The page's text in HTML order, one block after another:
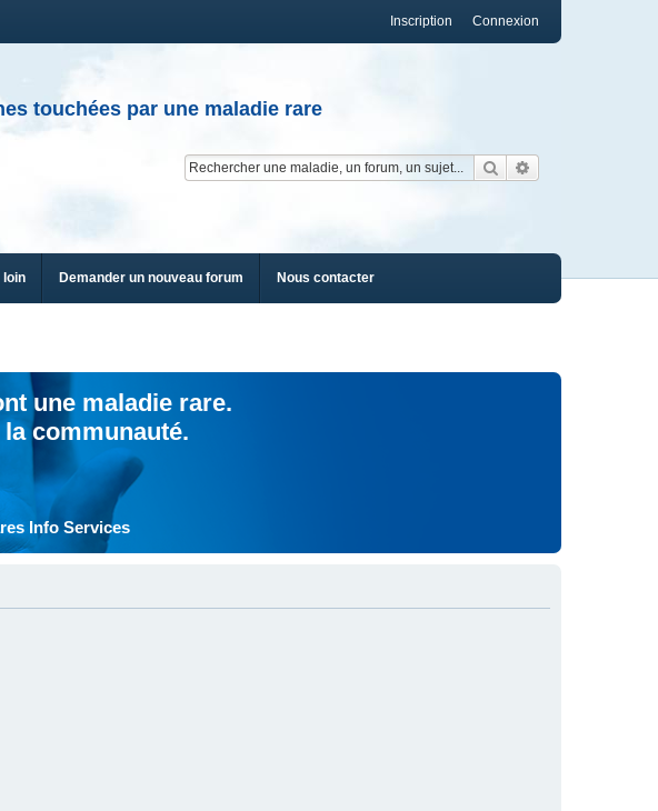
Connexion
Inscription
touchées par une maladie rare
Rechercher
loin Demander un nouveau forum Nous contacter
une maladie rare.
communauté.
Info Services